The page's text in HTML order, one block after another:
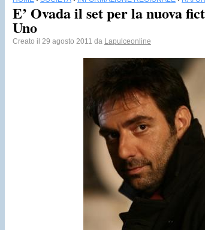
E’ Ovada il set per la nuova
Uno
Creato il 29 agosto 2011 da Lapulceonline